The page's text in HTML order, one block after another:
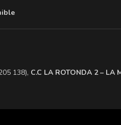
138), ​C.C LA ROTONDA 2 – LA